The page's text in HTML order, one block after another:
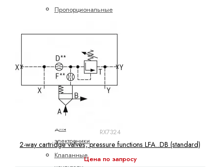
Пропорциональные
управления
Пропорциональные
распределительные
клапаны
Электроника
Аксессуары
для
электроники
Клапанные
RX7324
2-way cartridge valves, pressure functions LFA..DB (standard)
Цена по запросу